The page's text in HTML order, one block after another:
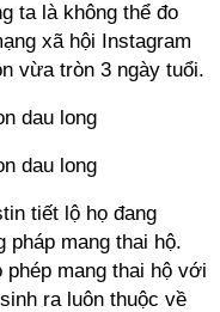
ta là không thể đo
xã hội Instagram
vừa tròn 3 ngày tuổi.
tiết lộ họ đang
pháp mang thai hộ.
phép mang thai hộ với
ra luôn thuộc về